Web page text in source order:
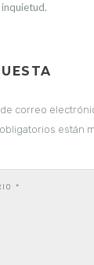
correo
están
*